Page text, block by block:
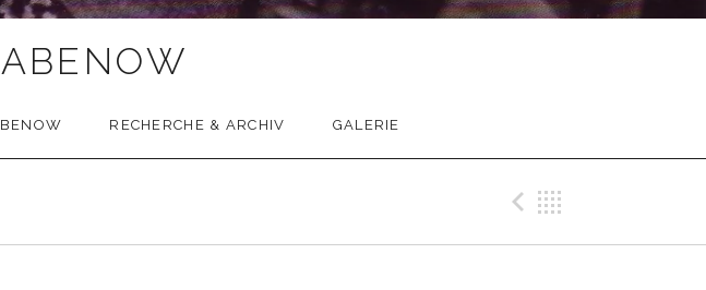
RECHERCHE & ARCHIV GALERIE
Previous